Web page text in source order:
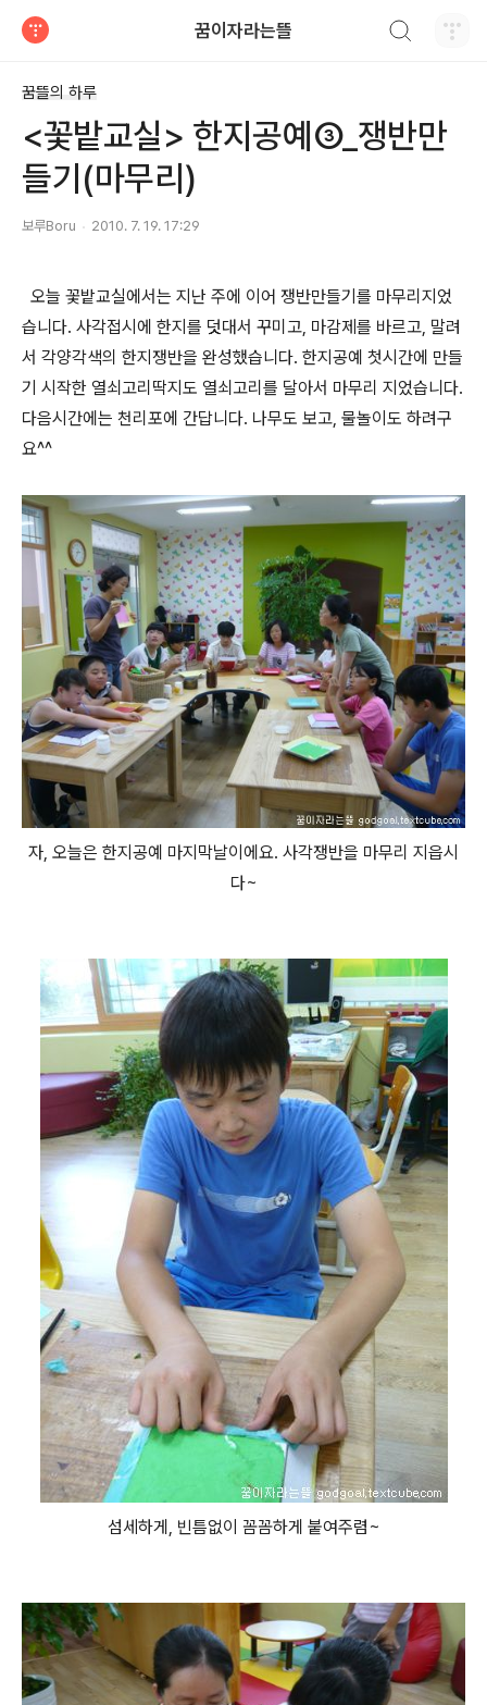
꿈이자라는뜰
꿈뜰의 하루
<꽃밭교실> 한지공예③_쟁반만
들기(마무리)
보루Boru 2010. 7. 19. 17:29
오늘 꽃밭교실에서는 지난 주에 이어 쟁반만들기를 마무리지었
습니다. 사각접시에 한지를 덧대서 꾸미고, 마감제를 바르고, 말려
서 각양각색의 한지쟁반을 완성했습니다. 한지공예 첫시간에 만들
기 시작한 열쇠고리딱지도 열쇠고리를 달아서 마무리 지었습니다.
다음시간에는 천리포에 간답니다. 나무도 보고, 물놀이도 하려구
요^^
자, 오늘은 한지공예 마지막날이에요. 사각쟁반을 마무리 지읍시
다~
섬세하게, 빈틈없이 꼼꼼하게 붙여주렴~